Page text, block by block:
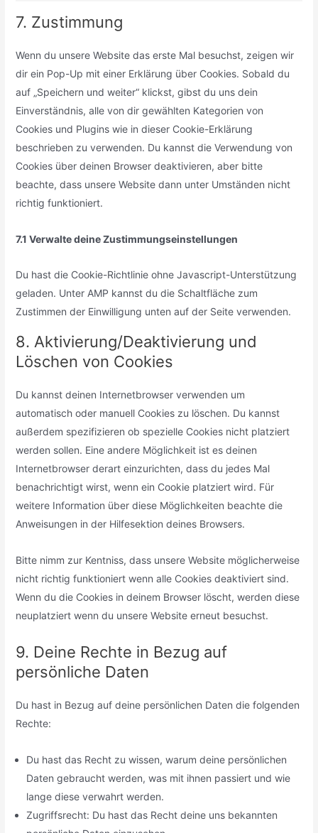
7. Zustimmung
Wenn du unsere Website das erste Mal besuchst, zeigen wir
dir ein Pop-Up mit einer Erklärung über Cookies. Sobald du
auf „Speichern und weiter“ klickst, gibst du uns dein
Einverständnis, alle von dir gewählten Kategorien von
Cookies und Plugins wie in dieser Cookie-Erklärung
beschrieben zu verwenden. Du kannst die Verwendung von
Cookies über deinen Browser deaktivieren, aber bitte
beachte, dass unsere Website dann unter Umständen nicht
richtig funktioniert.
7.1 Verwalte deine Zustimmungseinstellungen
Du hast die Cookie-Richtlinie ohne Javascript-Unterstützung
geladen. Unter AMP kannst du die Schaltfläche zum
Zustimmen der Einwilligung unten auf der Seite verwenden.
8. Aktivierung/Deaktivierung und
Löschen von Cookies
Du kannst deinen Internetbrowser verwenden um
automatisch oder manuell Cookies zu löschen. Du kannst
außerdem spezifizieren ob spezielle Cookies nicht platziert
werden sollen. Eine andere Möglichkeit ist es deinen
Internetbrowser derart einzurichten, dass du jedes Mal
benachrichtigt wirst, wenn ein Cookie platziert wird. Für
weitere Information über diese Möglichkeiten beachte die
Anweisungen in der Hilfesektion deines Browsers.
Bitte nimm zur Kentniss, dass unsere Website möglicherweise
nicht richtig funktioniert wenn alle Cookies deaktiviert sind.
Wenn du die Cookies in deinem Browser löscht, werden diese
neuplatziert wenn du unsere Website erneut besuchst.
9. Deine Rechte in Bezug auf
persönliche Daten
Du hast in Bezug auf deine persönlichen Daten die folgenden
Rechte:
Du hast das Recht zu wissen, warum deine persönlichen
Daten gebraucht werden, was mit ihnen passiert und wie
lange diese verwahrt werden.
Zugriffsrecht: Du hast das Recht deine uns bekannten